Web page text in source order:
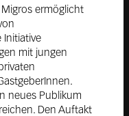
ermöglicht
Initiative
mit jungen
neues Publikum
Den Auftakt